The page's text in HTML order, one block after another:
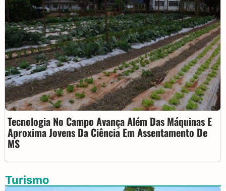
Tecnologia No Campo Avança Além Das Máquinas E
Aproxima Jovens Da Ciência Em Assentamento De
MS
Turismo